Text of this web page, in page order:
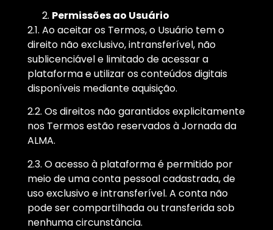
Permissões ao Usuário
2.1. Ao aceitar os Termos, o Usuário tem o
direito não exclusivo, intransferível, não
sublicenciável e limitado de acessar a
plataforma e utilizar os conteúdos digitais
disponíveis mediante aquisição.
2.2. Os direitos não garantidos explicitamente
nos Termos estão reservados à Jornada da
ALMA.
2.3. O acesso à plataforma é permitido por
meio de uma conta pessoal cadastrada, de
uso exclusivo e intransferível. A conta não
pode ser compartilhada ou transferida sob
nenhuma circunstância.